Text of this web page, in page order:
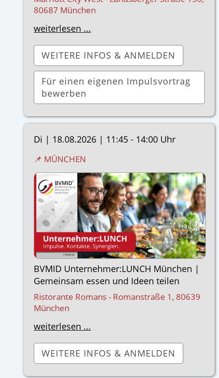
80687 München
weiterlesen ...
WEITERE INFOS & ANMELDEN
Für einen eigenen Impulsvortrag
bewerben
Di | 18.08.2026 | 11:45 - 14:00 Uhr
📌 MÜNCHEN
BVMID Unternehmer:LUNCH München |
Gemeinsam essen und Ideen teilen
Ristorante Romans - Romanstraße 1, 80639
München
weiterlesen ...
WEITERE INFOS & ANMELDEN